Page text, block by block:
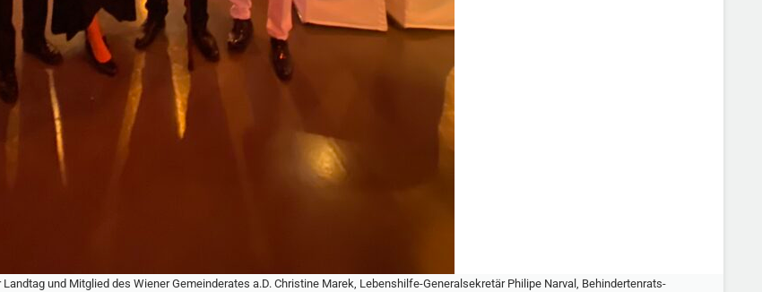
und Mitglied des Wiener Gemeinderates a.D. Christine Marek, Lebenshilfe-Generalsekretär Philipe Narval, Behindertenrats-